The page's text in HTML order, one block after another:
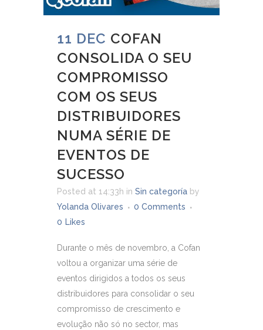
11 DEC COFAN
CONSOLIDA O SEU
COMPROMISSO
COM OS SEUS
DISTRIBUIDORES
NUMA SÉRIE DE
EVENTOS DE
SUCESSO
Posted at 14:33h in Sin categoría by
Yolanda Olivares
0 Comments
0 Likes
Durante o mês de novembro, a Cofan
voltou a organizar uma série de
eventos dirigidos a todos os seus
distribuidores para consolidar o seu
compromisso de crescimento e
evolução não só no sector, mas